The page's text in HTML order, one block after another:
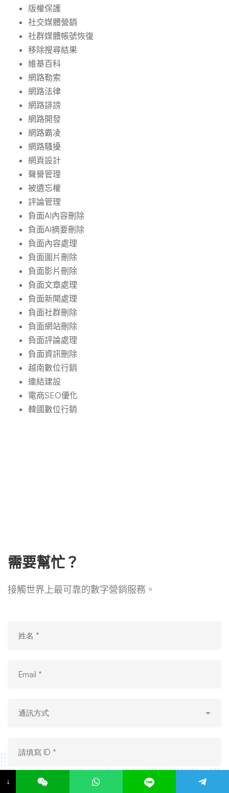
版權保護
社交媒體營銷
社群媒體帳號恢復
移除搜尋結果
維基百科
網路勒索
網路法律
網路誹謗
網路開發
網路霸凌
網路騷擾
網頁設計
聲譽管理
被遺忘權
評論管理
負面AI內容刪除
負面AI摘要刪除
負面內容處理
負面圖片刪除
負面影片刪除
負面文章處理
負面新聞處理
負面社群刪除
負面網站刪除
負面評論處理
負面資訊刪除
越南數位行銷
連結建設
電商SEO優化
韓國數位行銷
需要幫忙？
接觸世界上最可靠的數字營銷服務。
↓